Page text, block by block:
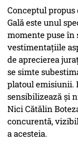
Conceptul
Gală este unul
momente puse în
vestimentațiile
de aprecierea
se simte
platoul emisiunii.
sensibilizează și
Nici Cătălin
concurentă,
a acesteia.